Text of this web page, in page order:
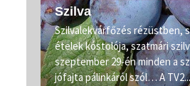
Szilva
Szilvalekvárfőzés rézüstben,
ételek kóstolója, szatmári
szeptember 29-én minden a
jófajta pálinkáról szól… A TV2...